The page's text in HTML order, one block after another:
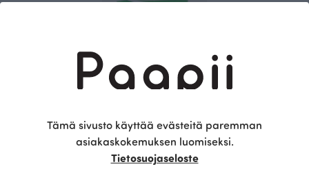
25.00 EUR
Tämä sivusto käyttää evästeitä paremman
asiakaskokemuksen luomiseksi.
Tietosuojaseloste